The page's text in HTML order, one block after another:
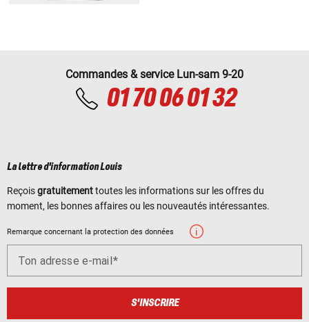
Commandes & service Lun-sam 9-20
01 70 06 01 32
La lettre d'information Louis
Reçoisgratuitementtoutes les informations sur les offres du
moment, les bonnes affaires ou les nouveautés intéressantes.
Remarque concernant la protection des données
Ton adresse e-mail
S'INSCRIRE